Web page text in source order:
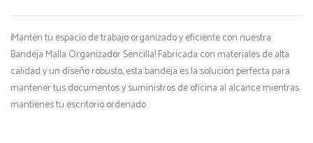
¡Mantén tu espacio de trabajo organizado y eficiente con nuestra
Bandeja Malla Organizador Sencilla! Fabricada con materiales de alta
calidad y un diseño robusto, esta bandeja es la solución perfecta para
mantener tus documentos y suministros de oficina al alcance mientras
mantienes tu escritorio ordenado.